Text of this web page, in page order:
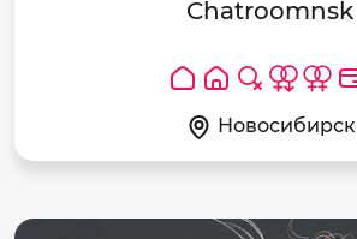
Chatroomnsk
Новосибирск